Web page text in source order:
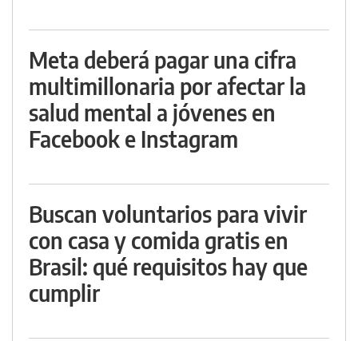
Meta deberá pagar una cifra
multimillonaria por afectar la
salud mental a jóvenes en
Facebook e Instagram
Buscan voluntarios para vivir
con casa y comida gratis en
Brasil: qué requisitos hay que
cumplir